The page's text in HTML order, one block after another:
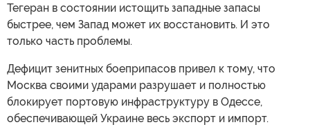
Тегеран в состоянии истощить западные запасы
быстрее, чем Запад может их восстановить. И это
только часть проблемы.
Дефицит зенитных боеприпасов привел к тому, что
Москва своими ударами разрушает и полностью
блокирует портовую инфраструктуру в Одессе,
обеспечивающей Украине весь экспорт и импорт.